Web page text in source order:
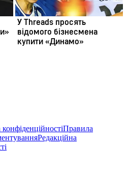
Правила
Редакційна